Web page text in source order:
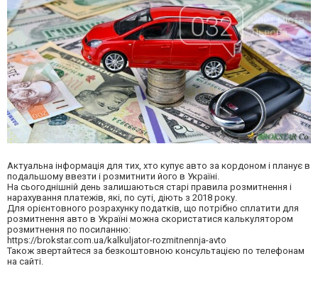
Актуальна інформація для тих, хто купує авто за кордоном і планує в
подальшому ввезти і розмитнити його в Україні.
На сьогоднішній день залишаються старі правила розмитнення і
нарахування платежів, які, по суті, діють з 2018 року.
Для орієнтовного розрахунку податків, що потрібно сплатити для
розмитнення авто в Україні можна скористатися калькулятором
розмитнення по посиланню:
https://brokstar.com.ua/kalkuljator-rozmitnennja-avto
Також звертайтеся за безкоштовною консультацією по телефонам
на сайті.